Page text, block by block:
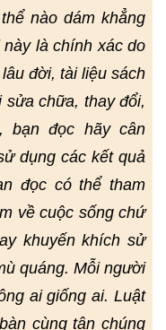
nào dám khẳng
là chính xác do
đời, tài liệu sách
sửa chữa, thay đổi,
bạn đọc hãy cân
dụng các kết quả
đọc có thể tham
về cuộc sống chứ
khuyến khích sử
quáng. Mỗi người
ai giống ai. Luật
cùng tận chúng